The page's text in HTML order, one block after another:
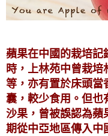
蘋果在中國的栽培記
時，上林苑中曾栽培
等，亦有置於床頭當
囊，較少食用。但也
沙果，曾被誤認為蘋
期從中亞地區傳入中